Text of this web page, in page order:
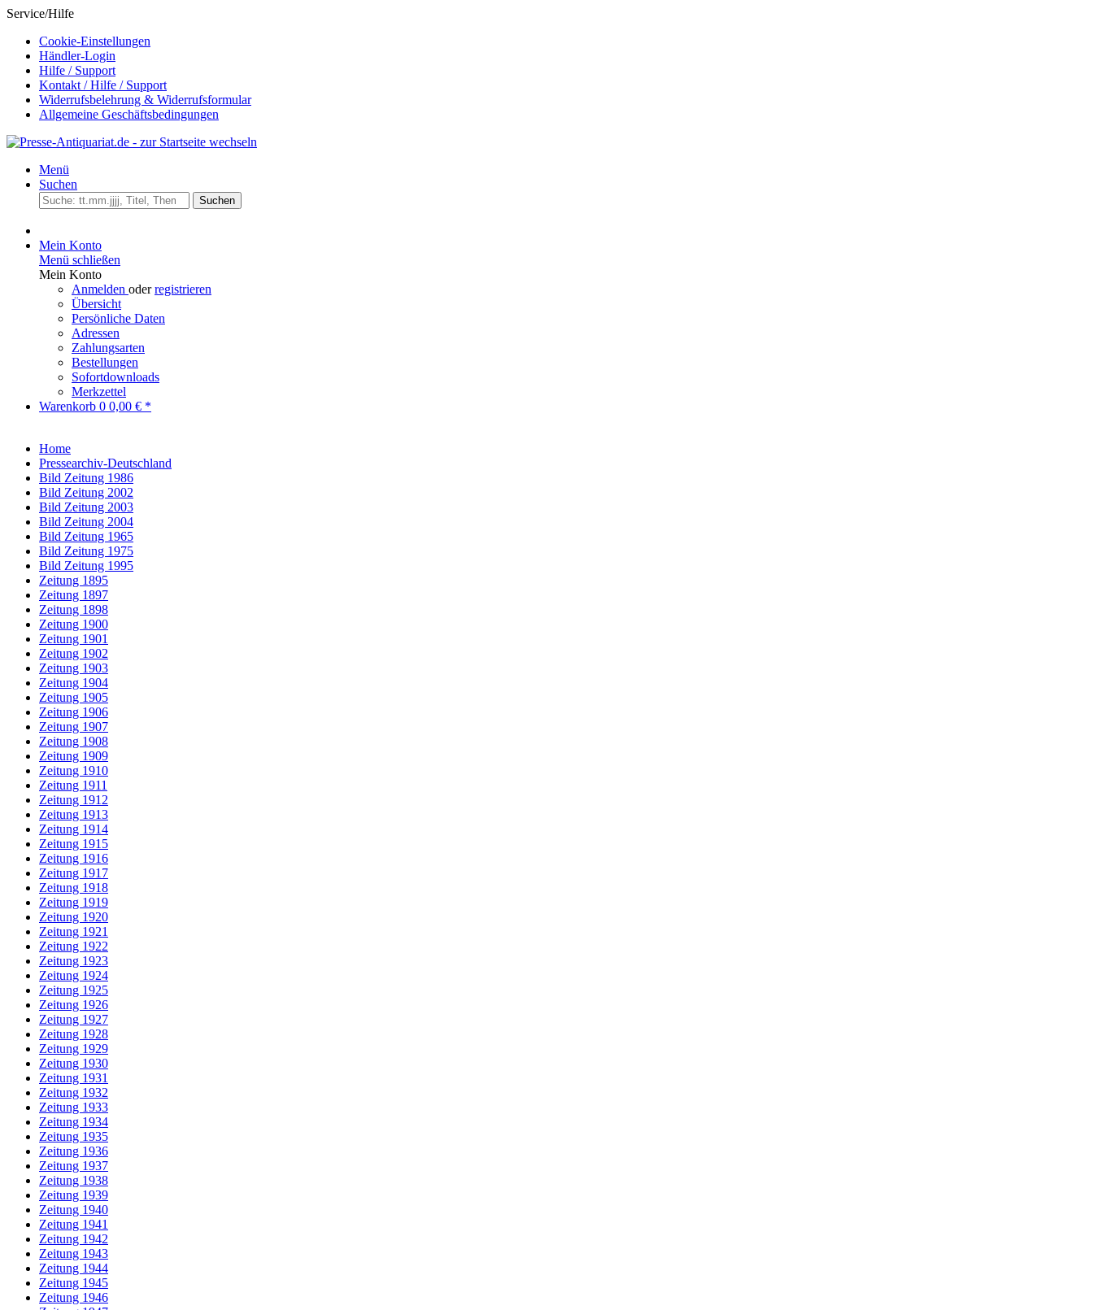
Service/Hilfe
Cookie-Einstellungen
Händler-Login
Hilfe / Support
Kontakt / Hilfe / Support
Widerrufsbelehrung & Widerrufsformular
Allgemeine Geschäftsbedingungen
Menü
Suchen
Suchen
Mein Konto
Menü schließen
Mein Konto
Anmelden oderregistrieren
Übersicht
Persönliche Daten
Adressen
Zahlungsarten
Bestellungen
Sofortdownloads
Merkzettel
Warenkorb 0 0,00 € *
Home
Pressearchiv-Deutschland
Bild Zeitung 1986
Bild Zeitung 2002
Bild Zeitung 2003
Bild Zeitung 2004
Bild Zeitung 1965
Bild Zeitung 1975
Bild Zeitung 1995
Zeitung 1895
Zeitung 1897
Zeitung 1898
Zeitung 1900
Zeitung 1901
Zeitung 1902
Zeitung 1903
Zeitung 1904
Zeitung 1905
Zeitung 1906
Zeitung 1907
Zeitung 1908
Zeitung 1909
Zeitung 1910
Zeitung 1911
Zeitung 1912
Zeitung 1913
Zeitung 1914
Zeitung 1915
Zeitung 1916
Zeitung 1917
Zeitung 1918
Zeitung 1919
Zeitung 1920
Zeitung 1921
Zeitung 1922
Zeitung 1923
Zeitung 1924
Zeitung 1925
Zeitung 1926
Zeitung 1927
Zeitung 1928
Zeitung 1929
Zeitung 1930
Zeitung 1931
Zeitung 1932
Zeitung 1933
Zeitung 1934
Zeitung 1935
Zeitung 1936
Zeitung 1937
Zeitung 1938
Zeitung 1939
Zeitung 1940
Zeitung 1941
Zeitung 1942
Zeitung 1943
Zeitung 1944
Zeitung 1945
Zeitung 1946